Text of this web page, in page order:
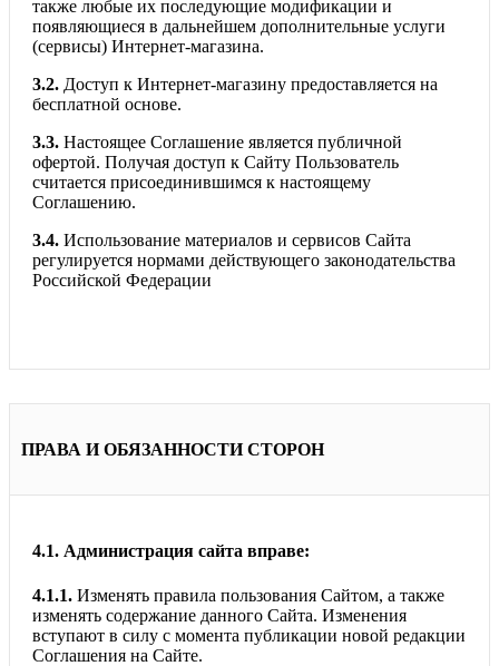
также любые их последующие модификации и
появляющиеся в дальнейшем дополнительные услуги
(сервисы) Интернет-магазина.
3.2. Доступ к Интернет-магазину предоставляется на
бесплатной основе.
3.3. Настоящее Соглашение является публичной
офертой. Получая доступ к Сайту Пользователь
считается присоединившимся к настоящему
Соглашению.
3.4. Использование материалов и сервисов Сайта
регулируется нормами действующего законодательства
Российской Федерации
ПРАВА И ОБЯЗАННОСТИ СТОРОН
4.1. Администрация сайта вправе:
4.1.1. Изменять правила пользования Сайтом, а также
изменять содержание данного Сайта. Изменения
вступают в силу с момента публикации новой редакции
Соглашения на Сайте.